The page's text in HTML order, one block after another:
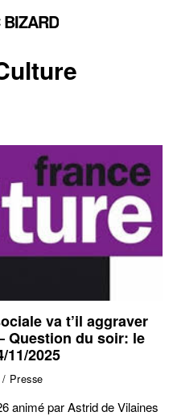
BIZARD
va t’il aggraver
Question du soir: le
11/2025
/ Presse
animé par Astrid de Vilaines